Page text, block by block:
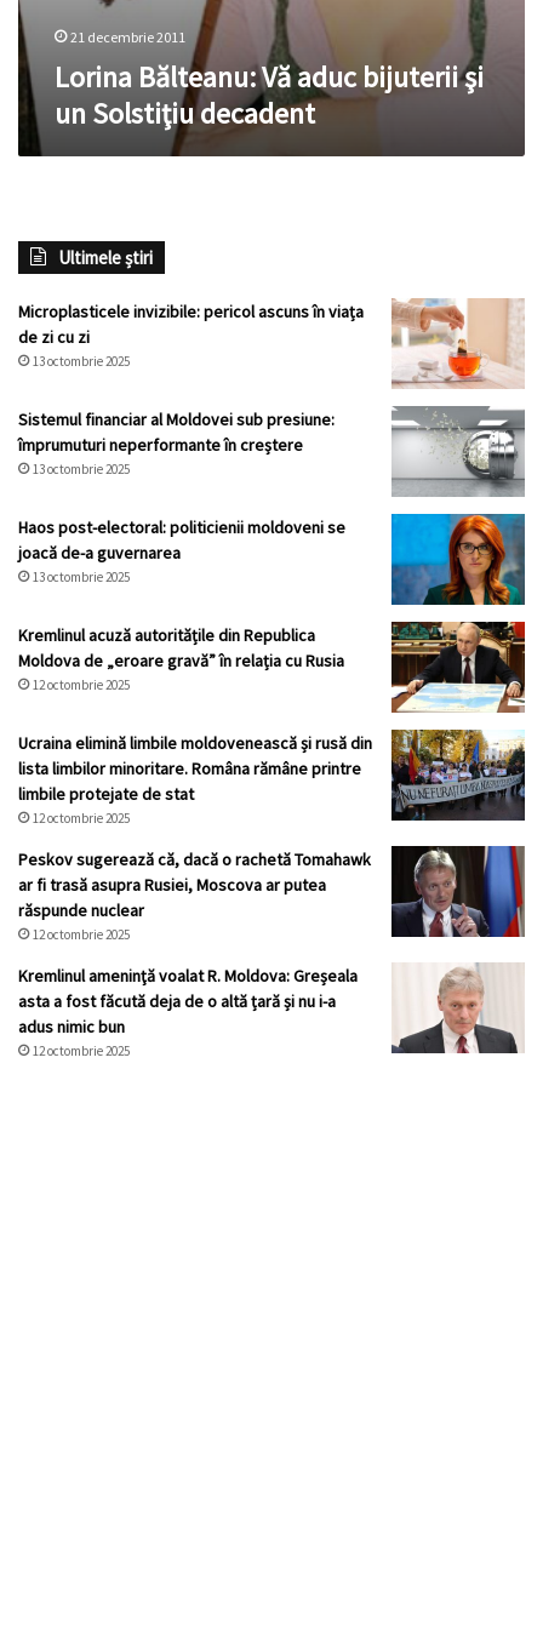
21 decembrie 2011
Lorina Bălteanu: Vă aduc bijuterii şi
un Solstiţiu decadent
Ultimele știri
Microplasticele invizibile: pericol ascuns în viața
de zi cu zi
13 octombrie 2025
Sistemul financiar al Moldovei sub presiune:
împrumuturi neperformante în creștere
13 octombrie 2025
Haos post-electoral: politicienii moldoveni se
joacă de-a guvernarea
13 octombrie 2025
Kremlinul acuză autoritățile din Republica
Moldova de „eroare gravă” în relația cu Rusia
12 octombrie 2025
Ucraina elimină limbile moldovenească și rusă din
lista limbilor minoritare. Româna rămâne printre
limbile protejate de stat
12 octombrie 2025
Peskov sugerează că, dacă o rachetă Tomahawk
ar fi trasă asupra Rusiei, Moscova ar putea
răspunde nuclear
12 octombrie 2025
Kremlinul ameninţă voalat R. Moldova: Greșeala
asta a fost făcută deja de o altă țară și nu i-a
adus nimic bun
12 octombrie 2025